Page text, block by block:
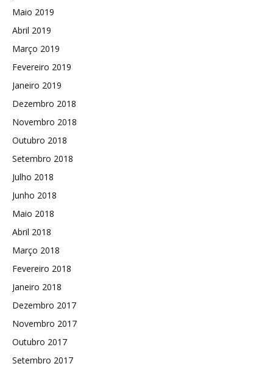
Maio 2019
Abril 2019
Março 2019
Fevereiro 2019
Janeiro 2019
Dezembro 2018
Novembro 2018
Outubro 2018
Setembro 2018
Julho 2018
Junho 2018
Maio 2018
Abril 2018
Março 2018
Fevereiro 2018
Janeiro 2018
Dezembro 2017
Novembro 2017
Outubro 2017
Setembro 2017